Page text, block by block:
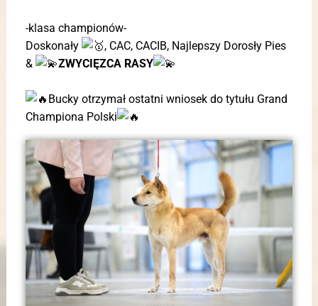
-klasa championów-
Doskonały
, CAC, CACIB, Najlepszy Dorosły Pies
&
ZWYCIĘZCA RASY
Bucky otrzymał ostatni wniosek do tytułu Grand
Championa Polski